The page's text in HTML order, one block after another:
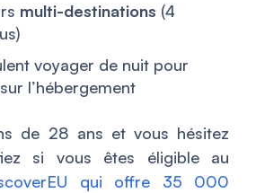
multi-destinations (4
voyager de nuit pour
l’hébergement
de 28 ans et vous hésitez
si vous êtes éligible au
qui offre 35 000